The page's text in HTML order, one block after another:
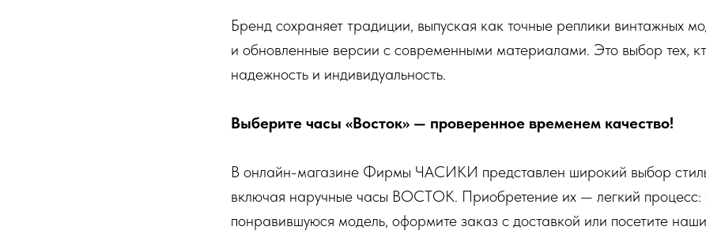
Бренд сохраняет традиции, выпуская как точные реплики винтажных
и обновленные версии с современными материалами. Это выбор тех,
надежность и индивидуальность.
Выберите часы «Восток» — проверенное временем качество!
В онлайн-магазине Фирмы ЧАСИКИ представлен широкий выбор
включая наручные часы ВОСТОК. Приобретение их — легкий процесс:
понравившуюся модель, оформите заказ с доставкой или посетите